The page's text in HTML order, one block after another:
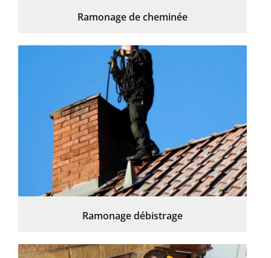
Ramonage de cheminée
Ramonage débistrage